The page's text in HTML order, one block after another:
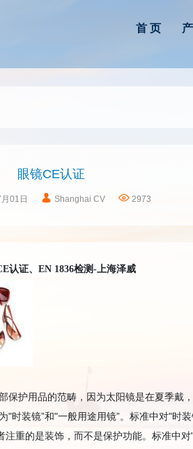
首 页
眼镜CE认证
01日 Shanghai CV 2973
认证、 EN 1836检测-上海泽威
保护用品的范畴，因为太阳镜是在夏季戴
时装镜”和"一般用途用镜”。标准中对"时
重的是装饰，而不是保护功能。标准中